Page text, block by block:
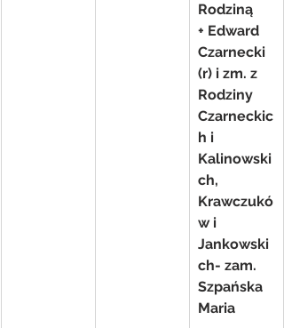
Rodziną
+ Edward
Czarnecki
(r) i zm. z
Rodziny
Czarneckic
h i
Kalinowski
ch,
Krawczukó
w i
Jankowski
ch- zam.
Szpańska
Maria